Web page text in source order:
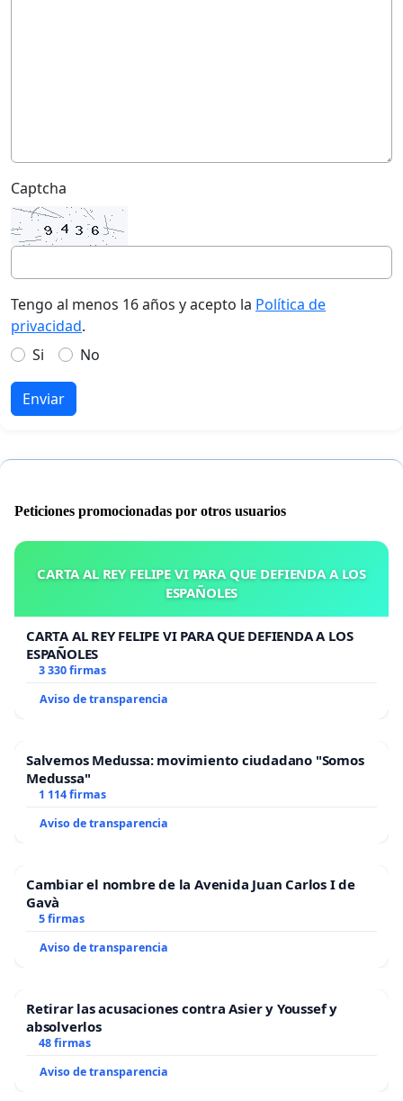
Captcha
Tengo al menos 16 años y acepto la Política de
privacidad.
Si
No
Enviar
Peticiones promocionadas por otros usuarios
CARTA AL REY FELIPE VI PARA QUE DEFIENDA A LOS
ESPAÑOLES
CARTA AL REY FELIPE VI PARA QUE DEFIENDA A LOS
ESPAÑOLES
3 330 firmas
Aviso de transparencia
Salvemos Medussa: movimiento ciudadano "Somos
Medussa"
1 114 firmas
Aviso de transparencia
Cambiar el nombre de la Avenida Juan Carlos I de
Gavà
5 firmas
Aviso de transparencia
Retirar las acusaciones contra Asier y Youssef y
absolverlos
48 firmas
Aviso de transparencia